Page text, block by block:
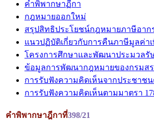
คำพิพากษาฏีกา
กฎหมายออกใหม่
สรุปสิทธิประโยชน์กฎหมายภาษีอาก
แนวปฏิบัติเกี่ยวกับการคืนภาษีมูลค่า
โครงการศึกษาและพัฒนาประมวลรั
ข้อมูลการพัฒนากฎหมายของกรมส
การรับฟังความคิดเห็นจากประชาช
การรับฟังความคิดเห็นตามมาตรา
คำพิพากษาฎีกาที่398/21